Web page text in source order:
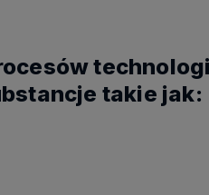
takie jak: